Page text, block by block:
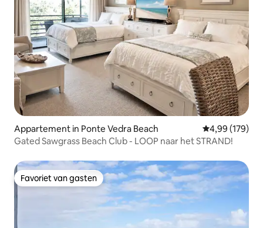
Appartement in Ponte Vedra Beach Gemiddelde
4,99 (179)
Gated Sawgrass Beach Club - LOOP naar het STRAND!
Favoriet van gasten
Favoriet van gasten